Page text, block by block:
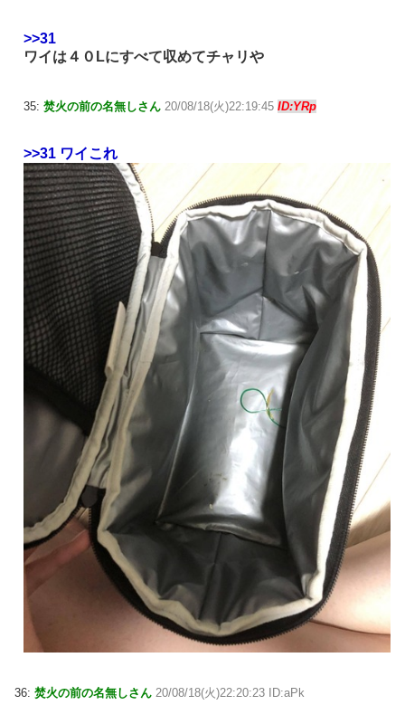
>>31
ワイは４０Lにすべて収めてチャリや
35: 焚火の前の名無しさん 20/08/18(火)22:19:45 ID:YRp
>>31 ワイこれ
36: 焚火の前の名無しさん 20/08/18(火)22:20:23 ID:aPk